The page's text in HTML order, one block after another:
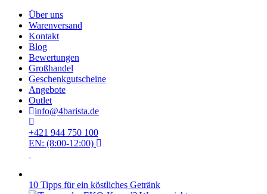
Über uns
Warenversand
Kontakt
Blog
Bewertungen
Großhandel
Geschenkgutscheine
Angebote
Outlet
info@4barista.de
+421 944 750 100
EN: (8:00-12:00)
10 Tipps für ein köstliches Getränk